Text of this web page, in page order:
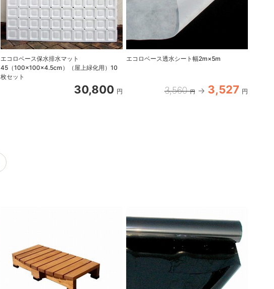
エコロベース保水排水マット
45（100×100×4.5cm）（屋上緑化用）10
枚セット
30,800 円
エコロベース透水シート幅2m×5m
3,560 円 3,527 円